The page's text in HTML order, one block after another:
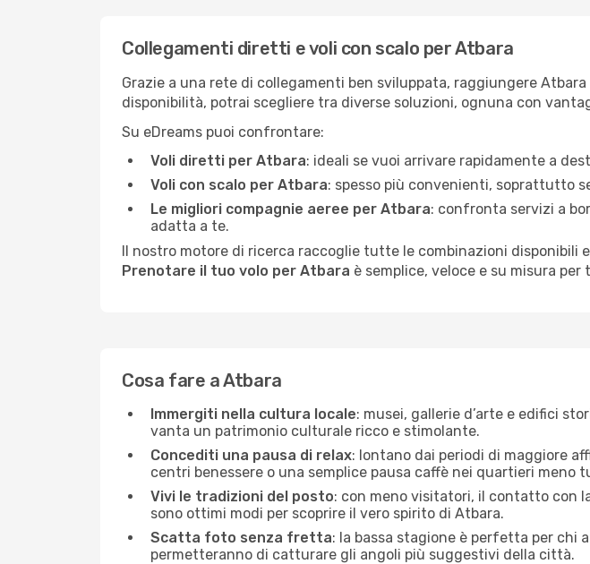
Collegamenti diretti e voli con scalo per Atbara
Grazie a una rete di collegamenti ben sviluppata, raggiungere
disponibilità, potrai scegliere tra diverse soluzioni, ognuna con
Su eDreams puoi confrontare:
Voli diretti per Atbara: ideali se vuoi arrivare rapidamente a
Voli con scalo per Atbara: spesso più convenienti, soprattutto
Le migliori compagnie aeree per Atbara: confronta servizi a
adatta a te.
Il nostro motore di ricerca raccoglie tutte le combinazioni
Prenotare il tuo volo per Atbara è semplice, veloce e su misura per
Cosa fare a Atbara
Immergiti nella cultura locale: musei, gallerie d’arte e edifici
vanta un patrimonio culturale ricco e stimolante.
Concediti una pausa di relax: lontano dai periodi di maggiore
centri benessere o una semplice pausa caffè nei quartieri meno
Vivi le tradizioni del posto: con meno visitatori, il contatto con
sono ottimi modi per scoprire il vero spirito di Atbara.
Scatta foto senza fretta: la bassa stagione è perfetta per chi
permetteranno di catturare gli angoli più suggestivi della città.